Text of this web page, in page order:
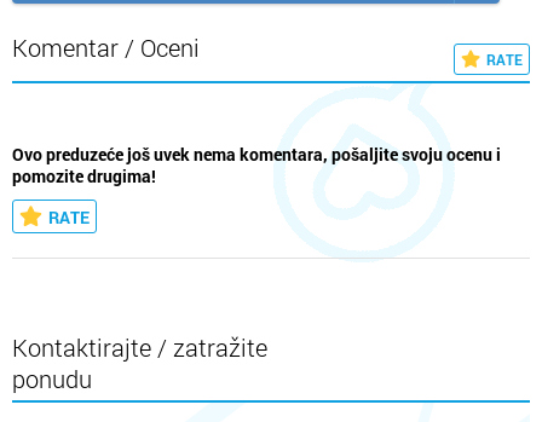
Komentar / Oceni RATE
Ovo preduzeće još uvek nema komentara, pošaljite svoju ocenu i
pomozite drugima!
RATE
Kontaktirajte / zatražite
ponudu